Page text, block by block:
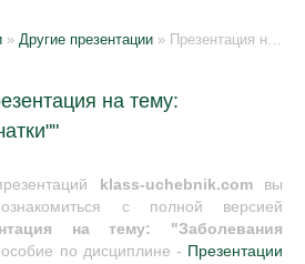
» Другие презентации » Презентация на тему: "Заболевания сетчатки"
на тему:
klass-uchebnik.comвы
с полной версией
на тему: "Заболевания
по дисциплине - Презентации